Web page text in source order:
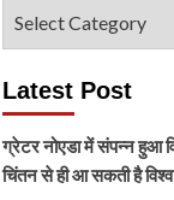
Latest Post
ग्रेटर नोएडा में संपन्न हुआ
चिंतन से ही आ सकती है विश्व